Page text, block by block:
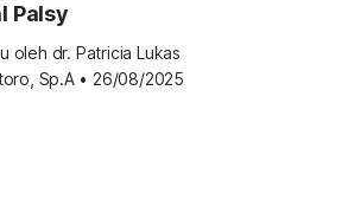
Palsy
oleh dr. Patricia Lukas
Sp.A • 26/08/2025